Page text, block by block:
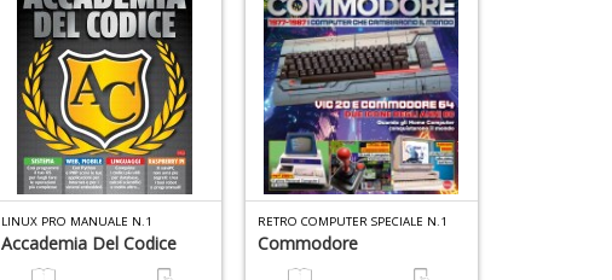
LINUX PRO MANUALE N.1
Accademia Del Codice
RETRO COMPUTER SPECIALE N.1
Commodore